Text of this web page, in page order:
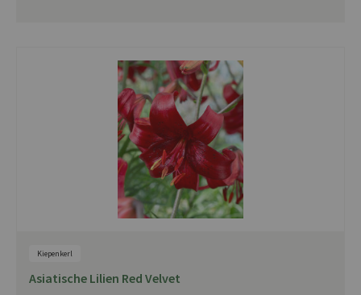
Kiepenkerl
Asiatische Lilien Red Velvet